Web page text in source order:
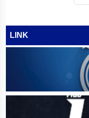
LINK